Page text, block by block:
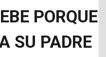
PORQUE
SU PADRE